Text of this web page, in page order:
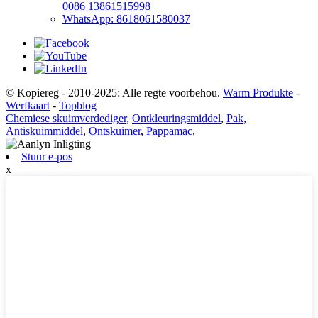
0086 13861515998
WhatsApp: 8618061580037
© Kopiereg - 2010-2025: Alle regte voorbehou. Warm Produkte -
Werfkaart - Topblog
Chemiese skuimverdediger, Ontkleuringsmiddel, Pak,
Antiskuimmiddel, Ontskuimer, Pappamac,
Stuur e-pos
x